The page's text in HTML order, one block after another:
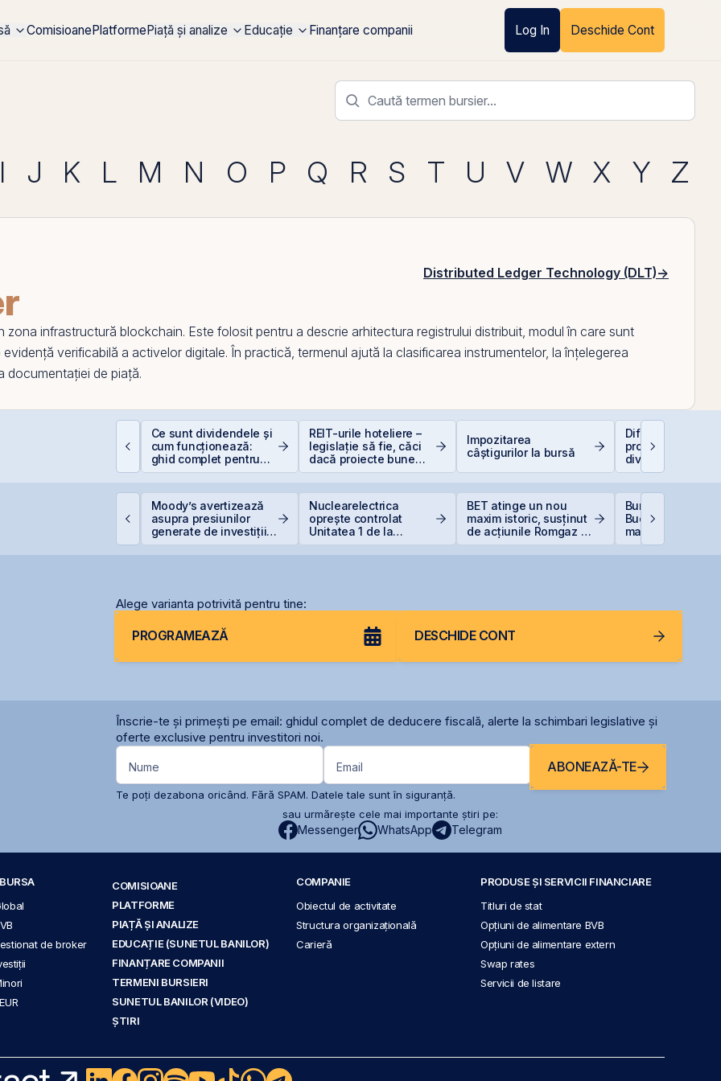
ComisioanePlatformePiață și analize Educație Finanțare companii Log In Deschide Cont
I J K L M N O P Q R S T U V W X Y Z
Distributed Ledger Technology (DLT)→
zona infrastructură blockchain. Este folosit pentru a descrie arhitectura registrului distribuit, modul în care sunt
verificabilă a activelor digitale. În practică, termenul ajută la clasificarea instrumentelor, la înțelegerea
documentației de piață.
Ce sunt dividendele și
cum funcționează:
ghid complet pentru
investitori în acțiuni
REIT-urile hoteliere –
legislație să fie, căci
dacă proiecte bune
sunt și banii se găsesc
Impozitarea
câștigurilor la bursă
Diferența care îți
protejează
dividendele bat
(+5% vs. −6%)
Moody’s avertizează
asupra presiunilor
generate de investițiile
Nuclearelectrica
oprește controlat
Unitatea 1 de la
BET atinge un nou
maxim istoric, susținut
de acțiunile Romgaz și
Bursa de Valori
București devine
mai performantă
din lume
Alege varianta potrivită pentru tine:
PROGRAMEAZĂ DESCHIDE CONT
Înscrie-te și primești pe email: ghidul complet de deducere fiscală, alerte la schimbari legislative și
oferte exclusive pentru investitori noi.
Nume Email ABONEAZĂ-TE
Te poți dezabona oricând. Fără SPAM. Datele tale sunt în siguranță.
sau urmărește cele mai importante știri pe:
Messenger WhatsApp Telegram
de broker
COMISIOANE
PLATFORME
PIAȚĂ ȘI ANALIZE
EDUCAȚIE (SUNETUL BANILOR)
FINANȚARE COMPANII
TERMENI BURSIERI
SUNETUL BANILOR (VIDEO)
ȘTIRI
COMPANIE
Obiectul de activitate
Structura organizațională
Carieră
PRODUSE ȘI SERVICII FINANCIARE
Titluri de stat
Opțiuni de alimentare BVB
Opțiuni de alimentare extern
Swap rates
Servicii de listare